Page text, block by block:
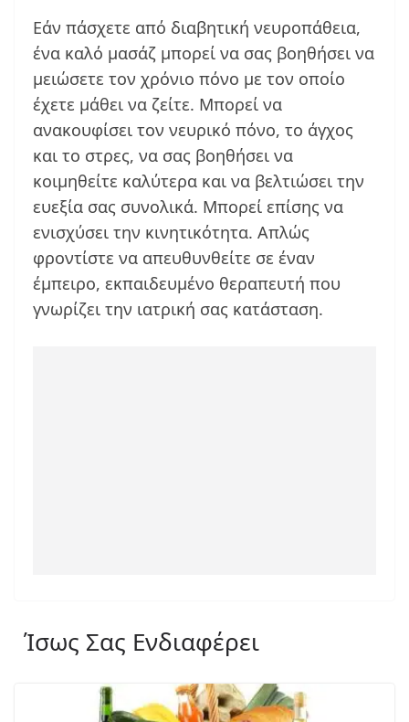
Εάν πάσχετε από διαβητική νευροπάθεια,
ένα καλό μασάζ μπορεί να σας βοηθήσει να
μειώσετε τον χρόνιο πόνο με τον οποίο
έχετε μάθει να ζείτε. Μπορεί να
ανακουφίσει τον νευρικό πόνο, το άγχος
και το στρες, να σας βοηθήσει να
κοιμηθείτε καλύτερα και να βελτιώσει την
ευεξία σας συνολικά. Μπορεί επίσης να
ενισχύσει την κινητικότητα. Απλώς
φροντίστε να απευθυνθείτε σε έναν
έμπειρο, εκπαιδευμένο θεραπευτή που
γνωρίζει την ιατρική σας κατάσταση.
Ίσως Σας Ενδιαφέρει